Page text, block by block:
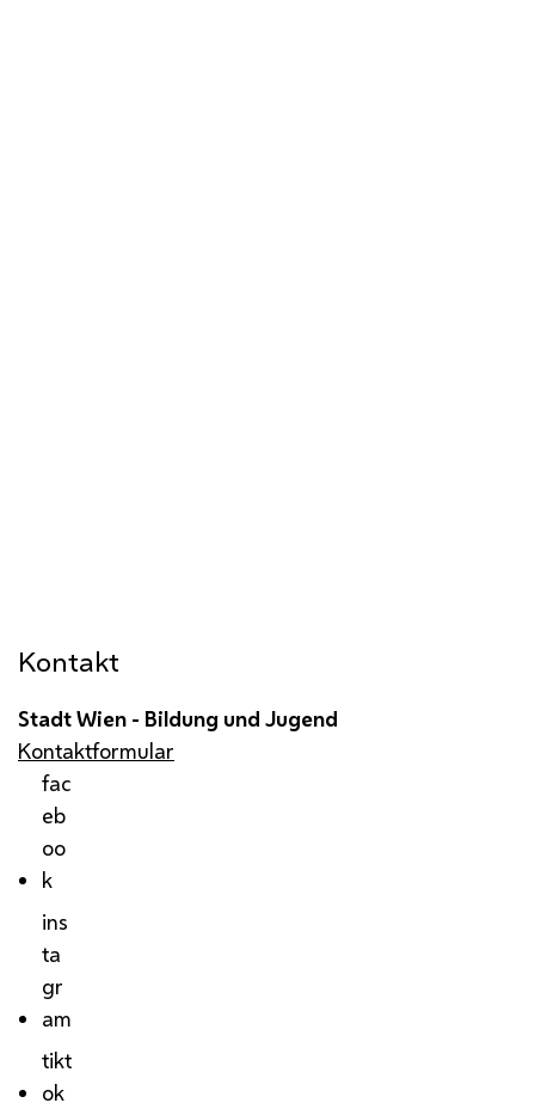
Kontakt
Stadt Wien - Bildung und Jugend
Kontaktformular
fac
eb
oo
k
ins
ta
gr
am
tikt
ok